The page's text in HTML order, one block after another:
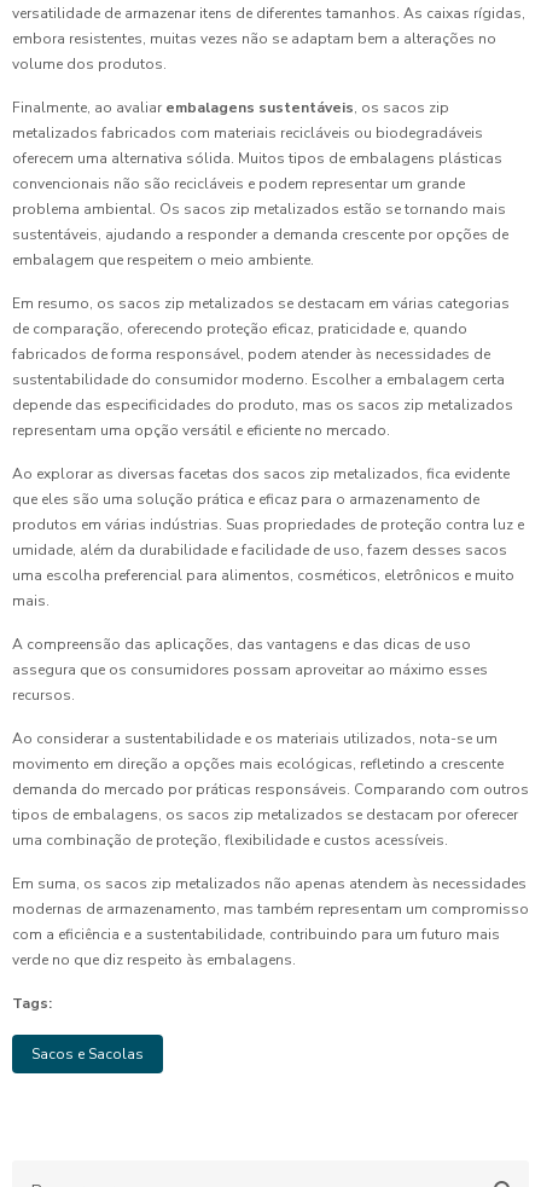
versatilidade de armazenar itens de diferentes tamanhos. As caixas rígidas,
embora resistentes, muitas vezes não se adaptam bem a alterações no
volume dos produtos.
Finalmente, ao avaliar embalagens sustentáveis, os sacos zip
metalizados fabricados com materiais recicláveis ou biodegradáveis
oferecem uma alternativa sólida. Muitos tipos de embalagens plásticas
convencionais não são recicláveis e podem representar um grande
problema ambiental. Os sacos zip metalizados estão se tornando mais
sustentáveis, ajudando a responder a demanda crescente por opções de
embalagem que respeitem o meio ambiente.
Em resumo, os sacos zip metalizados se destacam em várias categorias
de comparação, oferecendo proteção eficaz, praticidade e, quando
fabricados de forma responsável, podem atender às necessidades de
sustentabilidade do consumidor moderno. Escolher a embalagem certa
depende das especificidades do produto, mas os sacos zip metalizados
representam uma opção versátil e eficiente no mercado.
Ao explorar as diversas facetas dos sacos zip metalizados, fica evidente
que eles são uma solução prática e eficaz para o armazenamento de
produtos em várias indústrias. Suas propriedades de proteção contra luz e
umidade, além da durabilidade e facilidade de uso, fazem desses sacos
uma escolha preferencial para alimentos, cosméticos, eletrônicos e muito
mais.
A compreensão das aplicações, das vantagens e das dicas de uso
assegura que os consumidores possam aproveitar ao máximo esses
recursos.
Ao considerar a sustentabilidade e os materiais utilizados, nota-se um
movimento em direção a opções mais ecológicas, refletindo a crescente
demanda do mercado por práticas responsáveis. Comparando com outros
tipos de embalagens, os sacos zip metalizados se destacam por oferecer
uma combinação de proteção, flexibilidade e custos acessíveis.
Em suma, os sacos zip metalizados não apenas atendem às necessidades
modernas de armazenamento, mas também representam um compromisso
com a eficiência e a sustentabilidade, contribuindo para um futuro mais
verde no que diz respeito às embalagens.
Tags:
Sacos e Sacolas